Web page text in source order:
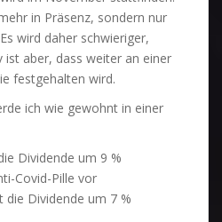
in Präsenz, sondern nur
wird daher schwieriger,
ist aber, dass weiter an einer
festgehalten wird.
ich wie gewohnt in einer
Dividende um 9 %
Covid-Pille vor
Dividende um 7 %